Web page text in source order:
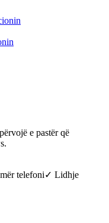
e pastër që
telefoni✓ Lidhje